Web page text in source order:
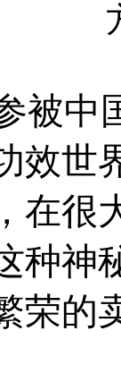
被中
效世
在很
种神
荣的